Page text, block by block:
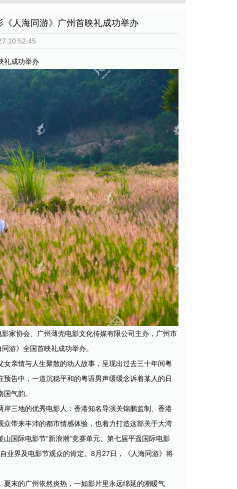
《人海同游》广州首映礼成功举办
10:52:45
礼成功举办
家协会、广州薄壳电影文化传媒有限公司主办，广州市
游》全国首映礼成功举办。
女亲情与人生聚散的动人故事，呈现出过去三十年间粤
告中，一道沉稳平和的粤语男声缓缓念诉着某人的日
气韵。
三地的优秀电影人：香港知名导演关锦鹏监制、香港
带来丰沛的都市情感体验，也着力打造这部关于大湾
国际电影节“新浪潮”竞赛单元、第七届平遥国际电影
业界及电影节观众的肯定。8月27日，《人海同游》将
末的广州依然炎热，一如影片里永远绵延的潮暖气